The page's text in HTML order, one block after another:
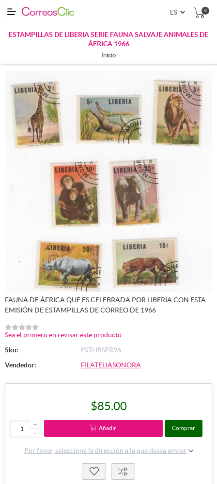
0
ESTAMPILLAS DE LIBERIA SERIE FAUNA SALVAJE ANIMALES DE
ÁFRICA 1966
Inicio
FAUNA DE ÁFRICA QUE ES CELEBRADA POR LIBERIA CON ESTA
EMISIÓN DE ESTAMPILLAS DE CORREO DE 1966
Sea el primero en revisar este producto
Sku:
ESTLIBSER96
Vendedor:
FILATELIASONORA
$85.00
+
-
Añadir Comprar
Por favor, seleccione la dirección a la que desea enviar